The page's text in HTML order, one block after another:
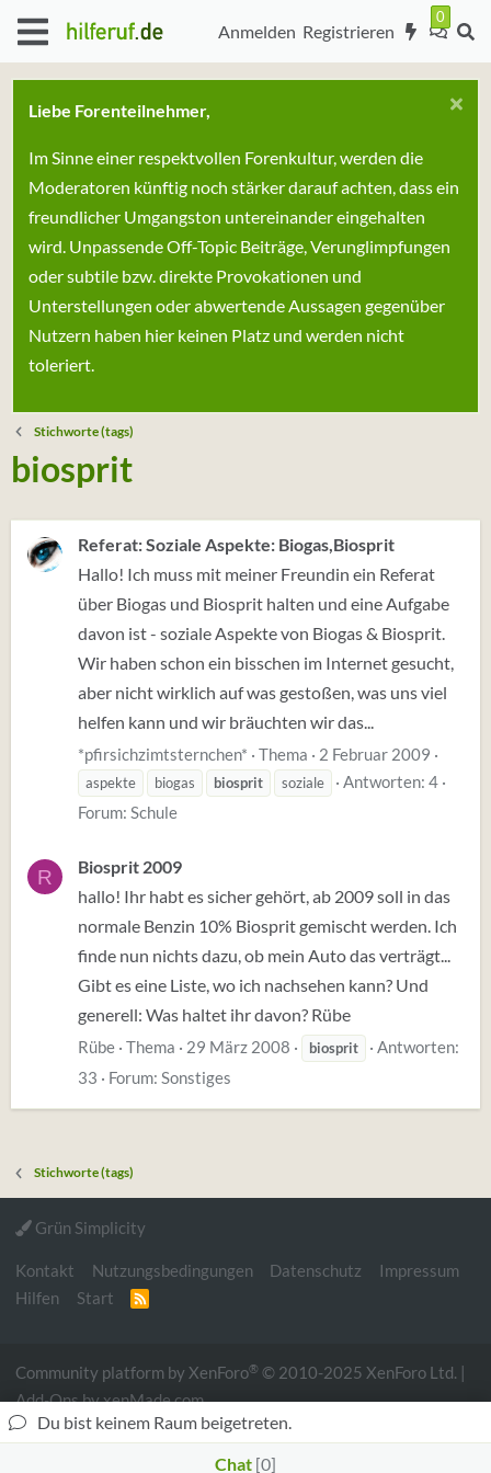
Anmelden Registrieren
Liebe Forenteilnehmer,
Im Sinne einer respektvollen Forenkultur, werden die
Moderatoren künftig noch stärker darauf achten, dass ein
freundlicher Umgangston untereinander eingehalten
wird. Unpassende Off-Topic Beiträge, Verunglimpfungen
oder subtile bzw. direkte Provokationen und
Unterstellungen oder abwertende Aussagen gegenüber
Nutzern haben hier keinen Platz und werden nicht
toleriert.
Stichworte (tags)
biosprit
Referat: Soziale Aspekte: Biogas,Biosprit
Hallo! Ich muss mit meiner Freundin ein Referat
über Biogas und Biosprit halten und eine Aufgabe
davon ist - soziale Aspekte von Biogas & Biosprit.
Wir haben schon ein bisschen im Internet gesucht,
aber nicht wirklich auf was gestoßen, was uns viel
helfen kann und wir bräuchten wir das...
*pfirsichzimtsternchen* Thema 2 Februar 2009
aspekte biogas biosprit soziale
Antworten: 4
Forum: Schule
R
Biosprit 2009
hallo! Ihr habt es sicher gehört, ab 2009 soll in das
normale Benzin 10% Biosprit gemischt werden. Ich
finde nun nichts dazu, ob mein Auto das verträgt...
Gibt es eine Liste, wo ich nachsehen kann? Und
generell: Was haltet ihr davon? Rübe
Rübe Thema 29 März 2008 biosprit
Antworten:
33
Forum: Sonstiges
Stichworte (tags)
Du bist keinem Raum beigetreten.
Chat 0
Grün Simplicity
Kontakt Nutzungsbedingungen Datenschutz
Impressum
Hilfen
Start
R
Community platform by XenForo® © 2010-2025 XenForo Ltd. |
Add-Onsby xenMade.com
Website is usingUltimate Custom Nodes
Xenforo theme by Nulumia ©2016-2026